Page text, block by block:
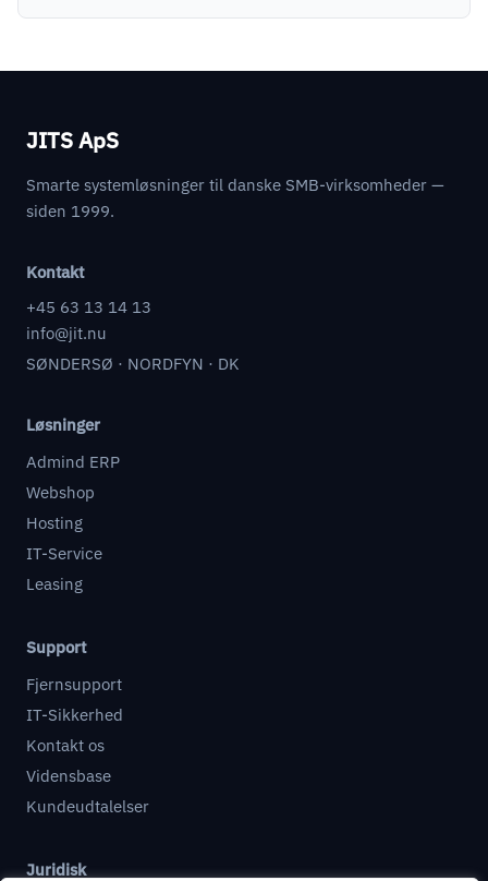
JITS ApS
Smarte systemløsninger til danske SMB-virksomheder —
siden 1999.
Kontakt
+45 63 13 14 13
info@jit.nu
SØNDERSØ · NORDFYN · DK
Løsninger
Admind ERP
Webshop
Hosting
IT-Service
Leasing
Support
Fjernsupport
IT-Sikkerhed
Kontakt os
Vidensbase
Kundeudtalelser
Juridisk